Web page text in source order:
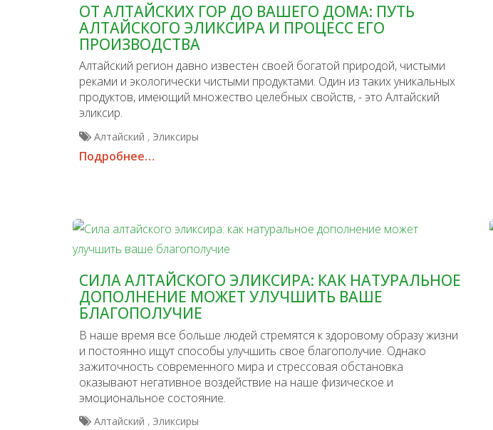
ОТ АЛТАЙСКИХ ГОР ДО ВАШЕГО ДОМА: ПУТЬ
АЛТАЙСКОГО ЭЛИКСИРА И ПРОЦЕСС ЕГО
ПРОИЗВОДСТВА
Алтайский регион давно известен своей богатой природой, чистыми
реками и экологически чистыми продуктами. Один из таких уникальных
продуктов, имеющий множество целебных свойств, - это Алтайский
эликсир.
Алтайский , Эликсиры
Подробнее…
СИЛА АЛТАЙСКОГО ЭЛИКСИРА: КАК НАТУРАЛЬНОЕ
ДОПОЛНЕНИЕ МОЖЕТ УЛУЧШИТЬ ВАШЕ
БЛАГОПОЛУЧИЕ
В наше время все больше людей стремятся к здоровому образу жизни
и постоянно ищут способы улучшить свое благополучие. Однако
зажиточность современного мира и стрессовая обстановка
оказывают негативное воздействие на наше физическое и
эмоциональное состояние.
Алтайский , Эликсиры